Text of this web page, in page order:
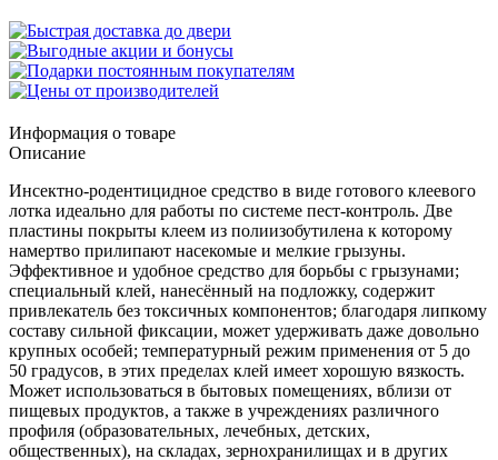
Информация о товаре
Описание
Инсектно-родентицидное средство в виде готового клеевого
лотка идеально для работы по системе пест-контроль. Две
пластины покрыты клеем из полиизобутилена к которому
намертво прилипают насекомые и мелкие грызуны.
Эффективное и удобное средство для борьбы с грызунами;
специальный клей, нанесённый на подложку, содержит
привлекатель без токсичных компонентов; благодаря липкому
составу сильной фиксации, может удерживать даже довольно
крупных особей; температурный режим применения от 5 до
50 градусов, в этих пределах клей имеет хорошую вязкость.
Может использоваться в бытовых помещениях, вблизи от
пищевых продуктов, а также в учреждениях различного
профиля (образовательных, лечебных, детских,
общественных), на складах, зернохранилищах и в других